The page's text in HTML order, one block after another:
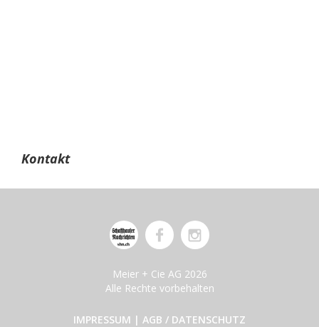
Kontakt
Meier + Cie AG 2026
Alle Rechte vorbehalten
IMPRESSUM | AGB / DATENSCHUTZ